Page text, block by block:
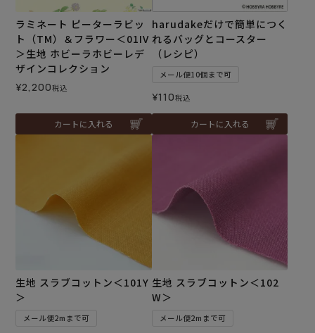
ラミネート ピーターラビッ
ト（TM）＆フラワー＜01IV
＞生地 ホビーラホビーレデ
ザインコレクション
¥2,200税込
カートに入れる
harudakeだけで簡単につく
れるバッグとコースター
（レシピ）
メール便10個まで可
¥110税込
カートに入れる
生地 スラブコットン＜101Y
＞
メール便2mまで可
生地 スラブコットン＜102
W＞
メール便2mまで可